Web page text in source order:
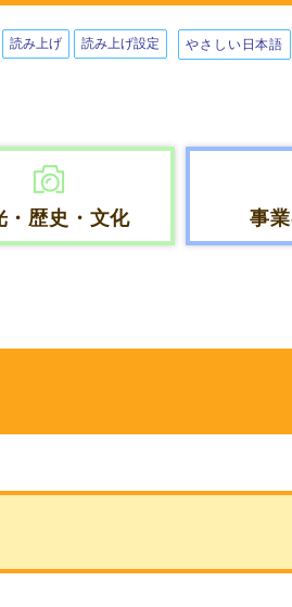
読み上げ 読み上げ設定 やさしい日本語
・歴史・文化 事